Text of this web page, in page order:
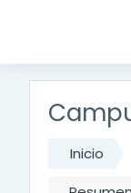
Inicio